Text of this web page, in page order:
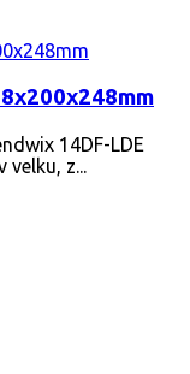
14DF-LDE
velku, z...